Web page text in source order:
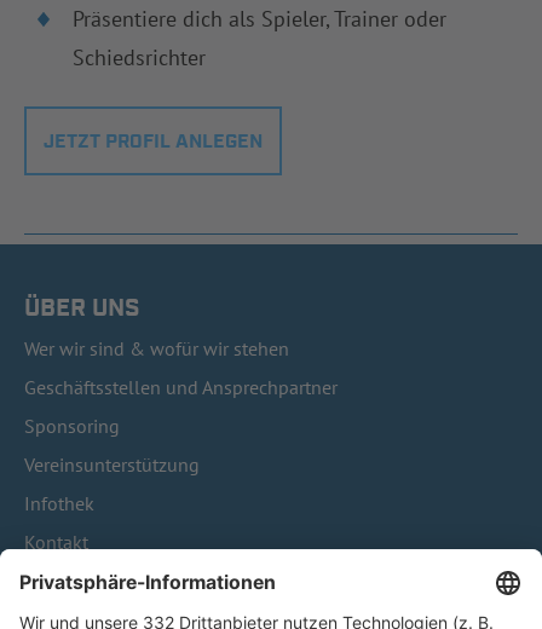
Präsentiere dich als Spieler, Trainer oder
Schiedsrichter
JETZT PROFIL ANLEGEN
ÜBER UNS
Wer wir sind & wofür wir stehen
Geschäftsstellen und Ansprechpartner
Sponsoring
Vereinsunterstützung
Infothek
Kontakt
HÄUFIG BESUCHTE SEITEN